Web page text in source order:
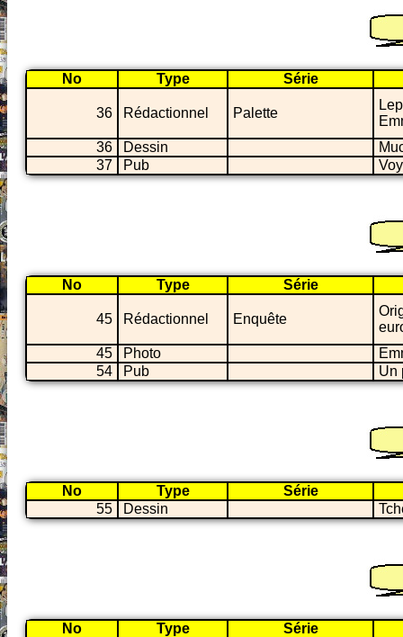
No Type Série
36 Rédactionnel Palette
36
Dessin
37
Pub
No Type Série
45 Rédactionnel Enquête
45
Photo
54
Pub Un
No Type
Série
55
Dessin
No Type
Série